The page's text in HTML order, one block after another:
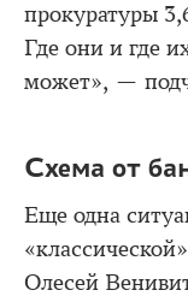
прокуратуры
Где они и где
может», —
Схема от
Еще одна
Олесей